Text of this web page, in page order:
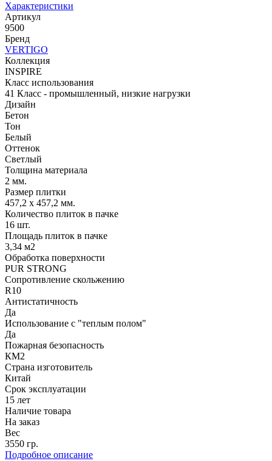
Характеристики
Артикул
9500
Бренд
VERTIGO
Коллекция
INSPIRE
Класс использования
41 Класс - промышленный, низкие нагрузки
Дизайн
Бетон
Тон
Белый
Оттенок
Светлый
Толщина материала
2 мм.
Размер плитки
457,2 х 457,2 мм.
Количество плиток в пачке
16 шт.
Площадь плиток в пачке
3,34 м2
Обработка поверхности
PUR STRONG
Сопротивление скольжению
R10
Антистатичность
Да
Использование с "теплым полом"
Да
Пожарная безопасность
КМ2
Страна изготовитель
Китай
Срок эксплуатации
15 лет
Наличие товара
На заказ
Вес
3550 гр.
Подробное описание